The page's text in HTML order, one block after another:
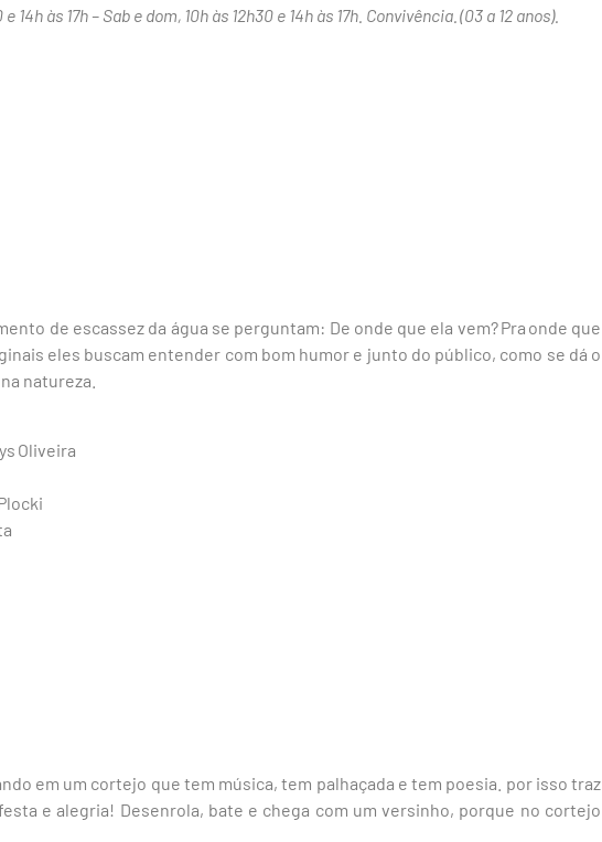
14h às 17h – Sab e dom, 10h às 12h30 e 14h às 17h. Convivência. (03 a 12 anos).
de escassez da água se perguntam: De onde que ela vem? Pra onde que
eles buscam entender com bom humor e junto do público, como se dá o
natureza.
Oliveira
em um cortejo que tem música, tem palhaçada e tem poesia. por isso traz
e alegria! Desenrola, bate e chega com um versinho, porque no cortejo